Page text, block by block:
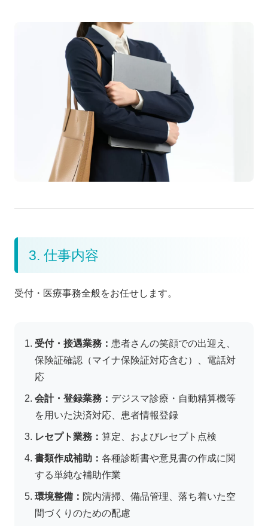
3. 仕事内容
受付・医療事務全般をお任せします。
受付・接遇業務： 患者さんの笑顔での出迎え、
保険証確認（マイナ保険証対応含む）、電話対
応
会計・登録業務： デジスマ診療・自動精算機等
を用いた決済対応、患者情報登録
レセプト業務： 算定、およびレセプト点検
書類作成補助： 各種診断書や意見書の作成に関
する単純な補助作業
環境整備： 院内清掃、備品管理、落ち着いた空
間づくりのための配慮